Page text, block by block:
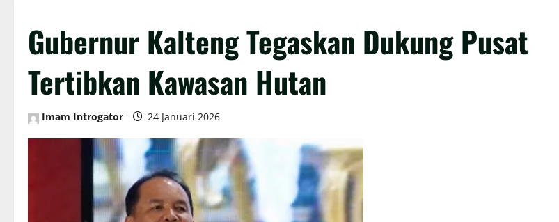
Gubernur Kalteng Tegaskan Dukung Pusat
Tertibkan Kawasan Hutan
Imam Introgator 24 Januari 2026